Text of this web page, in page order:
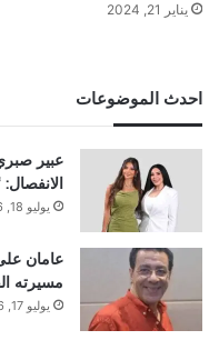
يناير 21, 2024
احدث الموضوعات
عبير
يوليو 18, 2026
عامان
مسيرته
يوليو 17, 2026